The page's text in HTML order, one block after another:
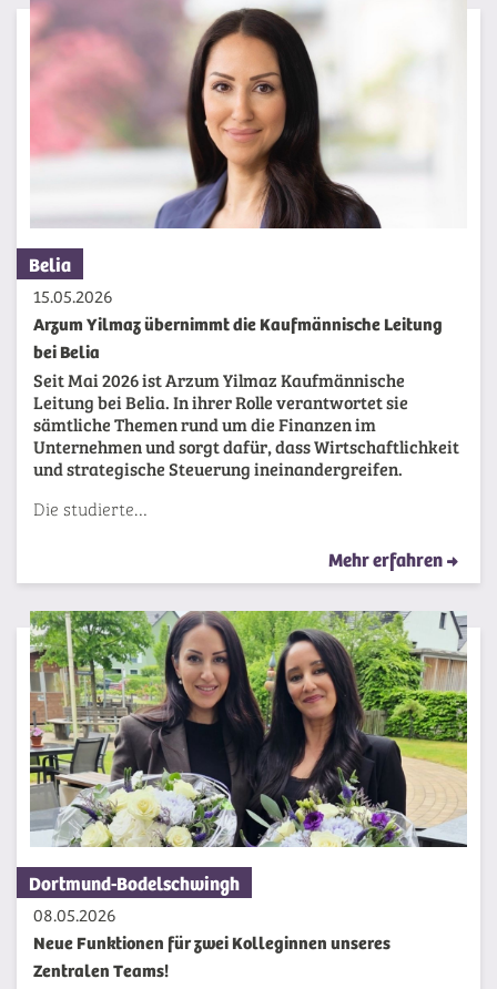
Belia
15.05.2026
Arzum Yilmaz übernimmt die Kaufmännische Leitung
bei Belia
Seit Mai 2026 ist Arzum Yilmaz Kaufmännische
Leitung bei Belia. In ihrer Rolle verantwortet sie
sämtliche Themen rund um die Finanzen im
Unternehmen und sorgt dafür, dass Wirtschaftlichkeit
und strategische Steuerung ineinandergreifen.
Die studierte…
Mehr erfahren
Dortmund-Bodelschwingh
08.05.2026
Neue Funktionen für zwei Kolleginnen unseres
Zentralen Teams!